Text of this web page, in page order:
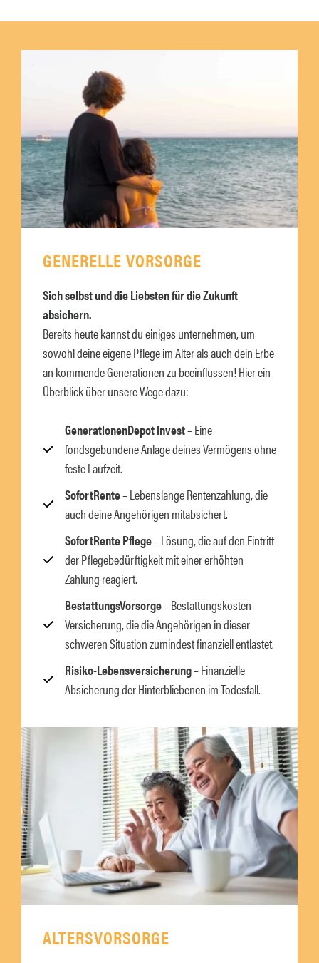
GENERELLE VORSORGE
Sich selbst und die Liebsten für die Zukunft
absichern.
Bereits heute kannst du einiges unternehmen, um
sowohl deine eigene Pflege im Alter als auch dein Erbe
an kommende Generationen zu beeinflussen! Hier ein
Überblick über unsere Wege dazu:
GenerationenDepot Invest– Eine
fondsgebundene Anlage deines Vermögens ohne
feste Laufzeit.
SofortRente– Lebenslange Rentenzahlung, die
auch deine Angehörigen mitabsichert.
SofortRente Pflege– Lösung, die auf den Eintritt
der Pflegebedürftigkeit mit einer erhöhten
Zahlung reagiert.
BestattungsVorsorge– Bestattungskosten-
Versicherung, die die Angehörigen in dieser
schweren Situation zumindest finanziell entlastet.
Risiko-Lebensversicherung– Finanzielle
Absicherung der Hinterbliebenen im Todesfall.
ALTERSVORSORGE